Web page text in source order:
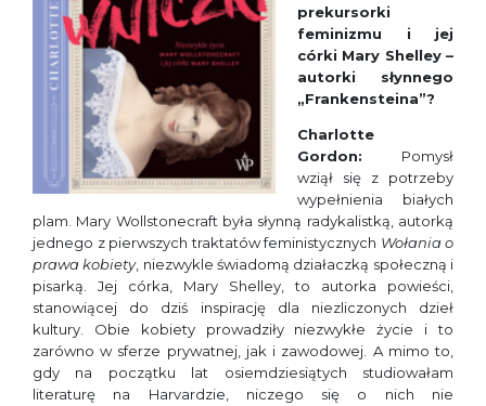
prekursorki
feminizmu i jej
córki Mary Shelley –
autorki słynnego
„Frankensteina”?
Charlotte
Gordon: Pomysł
wziął się z potrzeby
wypełnienia białych
plam. Mary Wollstonecraft była słynną radykalistką, autorką
jednego z pierwszych traktatów feministycznych Wołania o
prawa kobiety, niezwykle świadomą działaczką społeczną i
pisarką. Jej córka, Mary Shelley, to autorka powieści,
stanowiącej do dziś inspirację dla niezliczonych dzieł
kultury. Obie kobiety prowadziły niezwykłe życie i to
zarówno w sferze prywatnej, jak i zawodowej. A mimo to,
gdy na początku lat osiemdziesiątych studiowałam
literaturę na Harvardzie, niczego się o nich nie